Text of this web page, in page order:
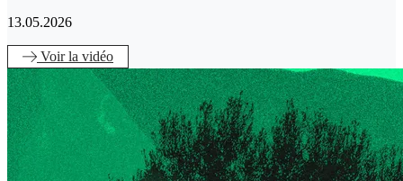
13.05.2026
Voirla vidéo